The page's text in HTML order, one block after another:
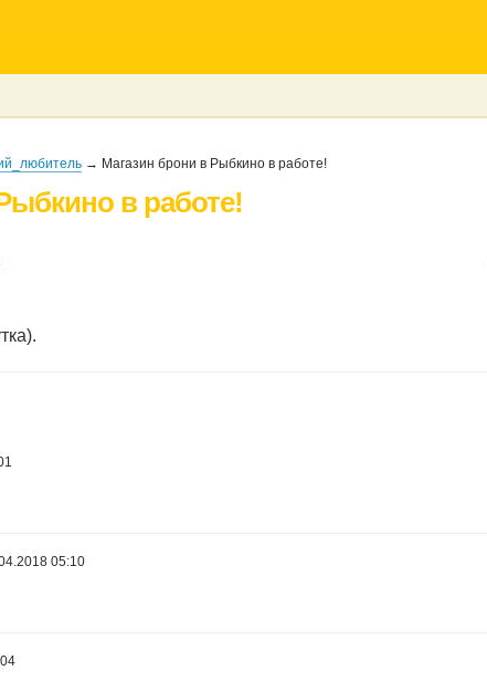
→ Магазин брони в Рыбкино в работе!
в работе!
05:10